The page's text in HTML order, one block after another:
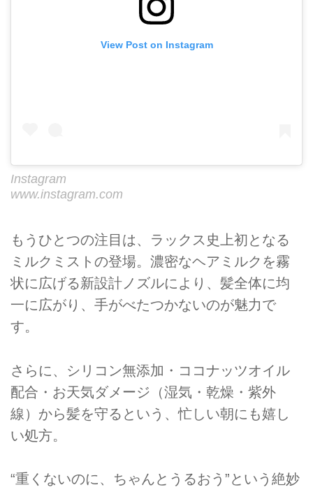
View Post on Instagram
Instagram
www.instagram.com
もうひとつの注目は、ラックス史上初となる
ミルクミストの登場。濃密なヘアミルクを霧
状に広げる新設計ノズルにより、髪全体に均
一に広がり、手がべたつかないのが魅力で
す。
さらに、シリコン無添加・ココナッツオイル
配合・お天気ダメージ（湿気・乾燥・紫外
線）から髪を守るという、忙しい朝にも嬉し
い処方。
“重くないのに、ちゃんとうるおう”という絶妙